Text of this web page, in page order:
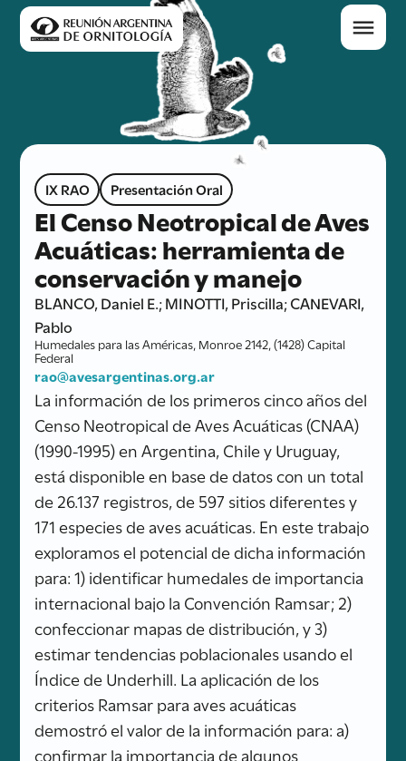
IX RAO Presentación Oral
El Censo Neotropical de Aves
Acuáticas: herramienta de
conservación y manejo
BLANCO, Daniel E.; MINOTTI, Priscilla; CANEVARI,
Pablo
Humedales para las Américas, Monroe 2142, (1428) Capital
Federal
rao@avesargentinas.org.ar
La información de los primeros cinco años del
Censo Neotropical de Aves Acuáticas (CNAA)
(1990-1995) en Argentina, Chile y Uruguay,
está disponible en base de datos con un total
de 26.137 registros, de 597 sitios diferentes y
171 especies de aves acuáticas. En este trabajo
exploramos el potencial de dicha información
para: 1) identificar humedales de importancia
internacional bajo la Convención Ramsar; 2)
confeccionar mapas de distribución, y 3)
estimar tendencias poblacionales usando el
Índice de Underhill. La aplicación de los
criterios Ramsar para aves acuáticas
demostró el valor de la información para: a)
confirmar la importancia de algunos